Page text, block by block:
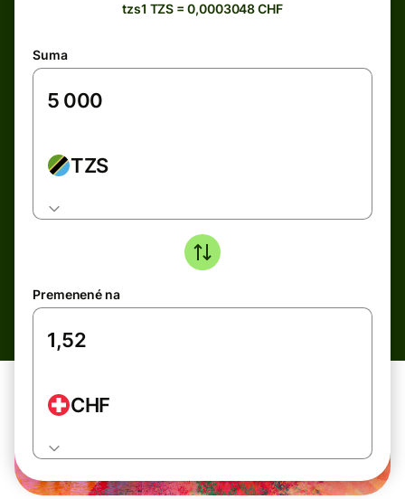
tzs1 TZS = 0,0003048 CHF
Suma
TZS
Premenené na
CHF